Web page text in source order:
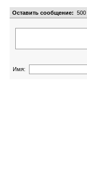
Оставить сообщение: 500
Имя: